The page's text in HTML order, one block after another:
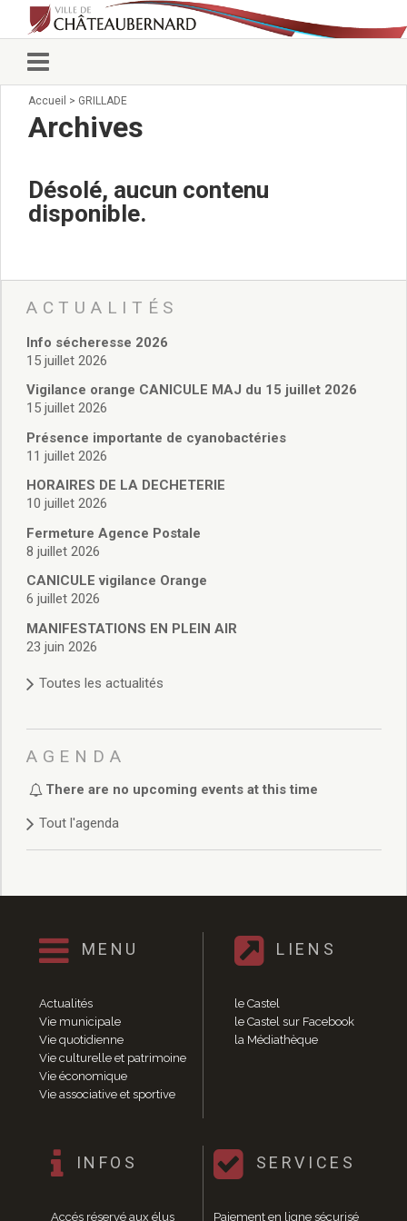
Vie municipale
Élus
Prendre rendez-vous
Arrêtés du Maire
Pour venir nous voir
État civil/élections/formalités
Services Techniques
C.C.A.S.
Affaires Scolaires
Vie associative
Police Municipale/règlementation
Cimetière/réglementation funéraire
Licences boissons
Cadastre
Plan Local d’Urbanisme intercommunal
Actes d’état civil
Budgets
Budget de Fonctionnement
Budget d’Investissement
Règlement du conseil municipal
Délibérations 2024
Délibérations 2022
Délibérations 2021
Délibérations 2016
Délibérations 2015
Délibérations 2013
Délibérations 2012
Délibérations 2011
Délibérations 2010
Délibérations 2009
Délibérations 2008
Toutes les actualités
Accueil > GRILLADE
Archives
Désolé, aucun contenu
disponible.
ACTUALITÉS
Info sécheresse 2026
15 juillet 2026
Vigilance orange CANICULE MAJ du 15 juillet 2026
15 juillet 2026
Présence importante de cyanobactéries
11 juillet 2026
HORAIRES DE LA DECHETERIE
10 juillet 2026
Fermeture Agence Postale
8 juillet 2026
CANICULE vigilance Orange
6 juillet 2026
MANIFESTATIONS EN PLEIN AIR
23 juin 2026
Toutes les actualités
AGENDA
There are no upcoming events at this time
Tout l'agenda
MENU
Actualités
Vie municipale
Vie quotidienne
Vie culturelle et patrimoine
Vie économique
Vie associative et sportive
LIENS
le Castel
le Castel sur Facebook
la Médiathèque
INFOS
Accés réservé aux élus
SERVICES
Paiement en ligne sécurisé